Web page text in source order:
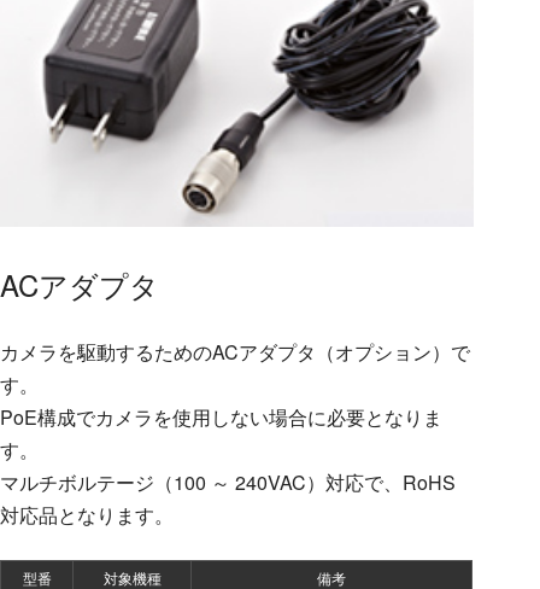
ACアダプタ
カメラを駆動するためのACアダプタ（オプション）で
す。
PoE構成でカメラを使用しない場合に必要となりま
す。
マルチボルテージ（100 ～ 240VAC）対応で、RoHS
対応品となります。
型番 対象機種 備考